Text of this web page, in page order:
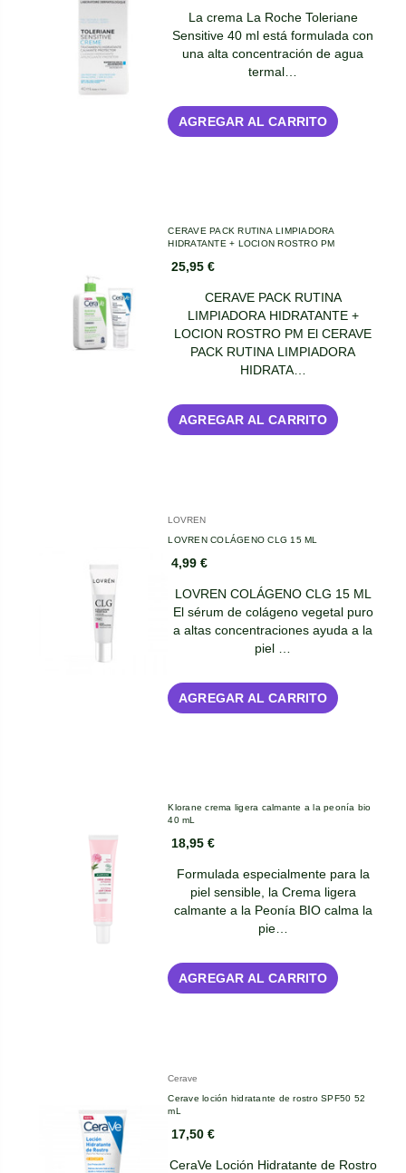
La crema La Roche Toleriane
Sensitive 40 ml está formulada con
una alta concentración de agua
termal…
AGREGAR AL CARRITO
CERAVE PACK RUTINA LIMPIADORA
HIDRATANTE + LOCION ROSTRO PM
25,95 €
CERAVE PACK RUTINA
LIMPIADORA HIDRATANTE +
LOCION ROSTRO PM El CERAVE
PACK RUTINA LIMPIADORA
HIDRATA…
AGREGAR AL CARRITO
LOVREN
LOVREN COLÁGENO CLG 15 ML
4,99 €
LOVREN COLÁGENO CLG 15 ML
El sérum de colágeno vegetal puro
a altas concentraciones ayuda a la
piel …
AGREGAR AL CARRITO
Klorane crema ligera calmante a la peonía bio
40 mL
18,95 €
Formulada especialmente para la
piel sensible, la Crema ligera
calmante a la Peonía BIO calma la
pie…
AGREGAR AL CARRITO
Cerave
Cerave loción hidratante de rostro SPF50 52
mL
17,50 €
CeraVe Loción Hidratante de Rostro